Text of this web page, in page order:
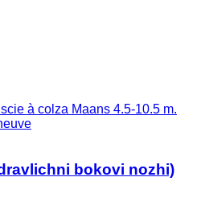
scie à colza Maans 4.5-10.5 m.
bokovi nozhi)